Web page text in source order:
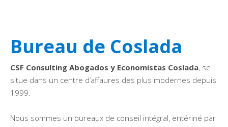
Bureau de Coslada
CSF Consulting Abogados y Economistas Coslada, se
situe dans un centre d’affaures des plus modernes depuis
1999.
Nous sommes un bureaux de conseil intégral, entériné par